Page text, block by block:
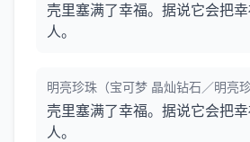
壳里塞满了幸福。据说它会把
人。
明亮珍珠（宝可梦 晶灿钻石／明亮珍
壳里塞满了幸福。据说它会把
人。